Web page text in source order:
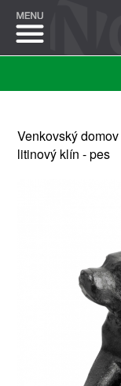
Venkovský domov
litinový klín - pes